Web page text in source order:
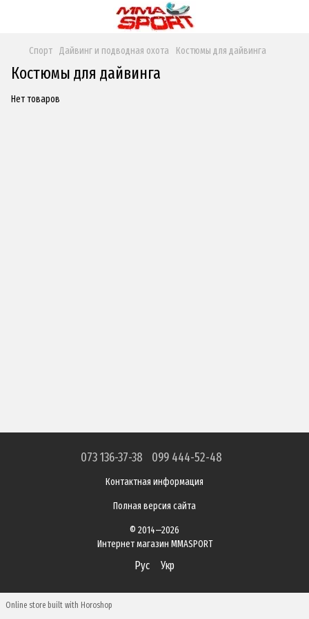
Спорт Дайвинг и подводная охота Костюмы для дайвинга
Костюмы для дайвинга
Нет товаров
073 136-37-38 099 444-52-48
Контактная информация
Полная версия сайта
© 2014—2026
Интернет магазин MMASPORT
Рус Укр
Online store built with Horoshop